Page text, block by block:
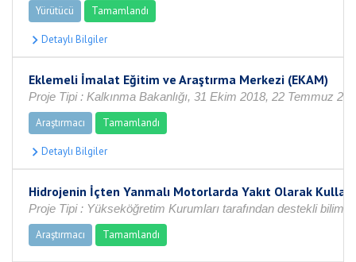
Yürütücü
Tamamlandı
Eklemeli İmalat Eğitim ve Araştırma Merkezi (EKAM)
Proje Tipi : Kalkınma Bakanlığı, 31 Ekim 2018, 22 Temmuz
Araştırmacı
Tamamlandı
Hidrojenin İçten Yanmalı Motorlarda Yakıt Olarak
Proje Tipi : Yükseköğretim Kurumları tarafından destekli
Araştırmacı
Tamamlandı